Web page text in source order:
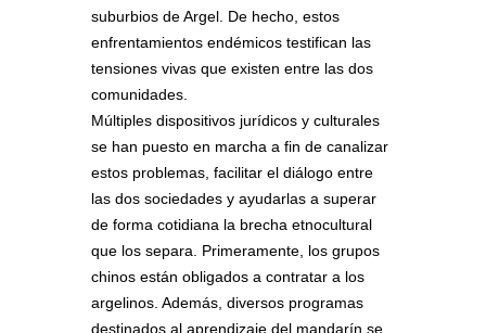
suburbios de Argel. De hecho, estos
enfrentamientos endémicos testifican las
tensiones vivas que existen entre las dos
comunidades.
Múltiples dispositivos jurídicos y culturales
se han puesto en marcha a fin de canalizar
estos problemas, facilitar el diálogo entre
las dos sociedades y ayudarlas a superar
de forma cotidiana la brecha etnocultural
que los separa. Primeramente, los grupos
chinos están obligados a contratar a los
argelinos. Además, diversos programas
destinados al aprendizaje del mandarín se